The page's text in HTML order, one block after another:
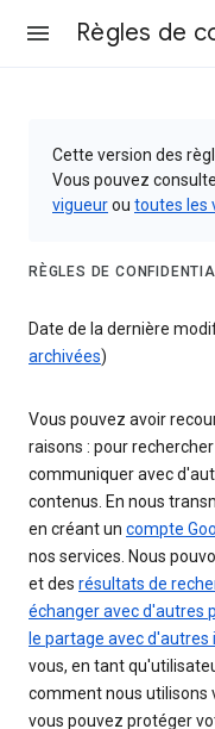
Cette version des
Vous pouvez
vigueurou toutes les
RÈGLES DE
Date de la dernière
archivées)
Vous pouvez avoir
raisons : pour
communiquer avec
contenus. En nous
en créant un compte
nos services. Nous
et des résultats de
échanger avec d'autres
le partage avec
vous, en tant
comment nous utilisons
vous pouvez protéger